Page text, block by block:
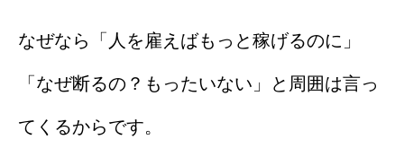
なぜなら「人を雇えばもっと稼げるのに」
「なぜ断るの？もったいない」と周囲は言っ
てくるからです。